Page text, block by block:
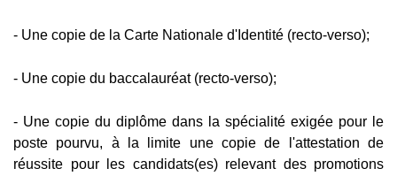
- Une copie de la Carte Nationale d'Identité (recto-verso);
- Une copie du baccalauréat (recto-verso);
- Une copie du diplôme dans la spécialité exigée pour le
poste pourvu, à la limite une copie de l'attestation de
réussite pour les candidats(es) relevant des promotions